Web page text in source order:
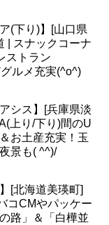
(下り)】[山口県
| スナックコーナ
ストラン
ルメ充実(^o^)
シス】[兵庫県淡
上り/下り)間のU
お土産充実！玉
景も( ^^)/
[北海道美瑛町]
コCMやパッケー
路」＆「白樺並